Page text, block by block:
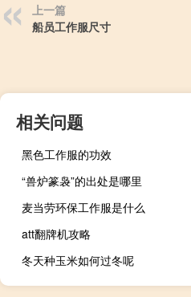
上一篇
船员工作服尺寸
相关问题
黑色工作服的功效
“兽炉篆袅”的出处是哪里
麦当劳环保工作服是什么
att翻牌机攻略
冬天种玉米如何过冬呢